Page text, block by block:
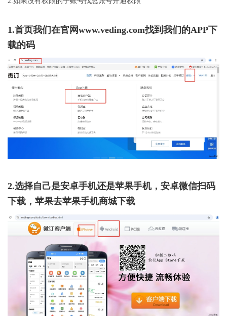
1.首页我们在官网www.veding.com找到我们的APP下
载的码
2.选择自己是安卓手机还是苹果手机，安卓微信扫码
下载，苹果去苹果手机商城下载